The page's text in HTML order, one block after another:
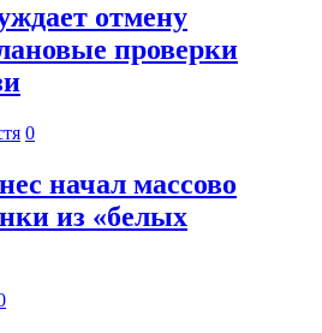
отмену
проверки
0
начал массово
из «белых